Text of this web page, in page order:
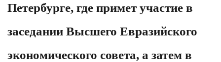
Петербурге, где примет участие в
заседании Высшего Евразийского
экономического совета, а затем в